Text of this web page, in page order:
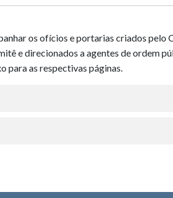
os ofícios e portarias criados
e direcionados a agentes de ordem
para as respectivas páginas.